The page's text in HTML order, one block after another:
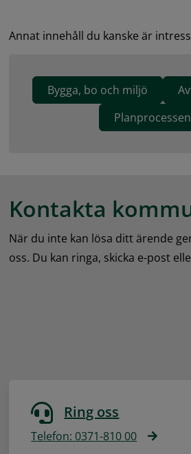
Annat innehåll du kanske är
Bygga, bo och miljö
Planprocessen
Kontakta
När du inte kan lösa ditt ärende
oss. Du kan ringa, skicka e-post
Ring oss
Telefon: 0371-810 00